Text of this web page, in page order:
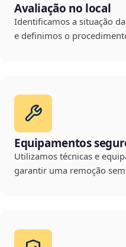
Avaliação no local
Identificamos a situação
e definimos o
Equipamentos
Utilizamos técnicas e
garantir uma remoção